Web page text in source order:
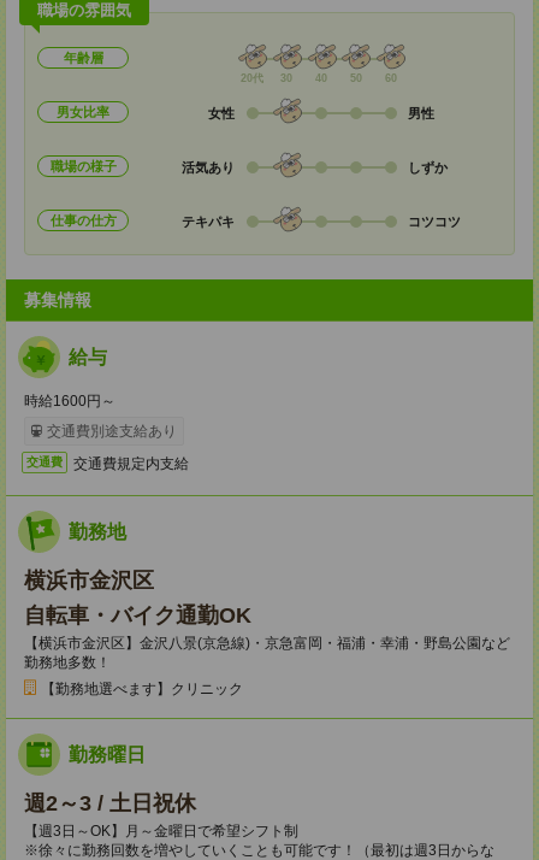
職場の雰囲気
年齢層
20代 30 40 50 60
男女比率 女性 男性
職場の様子 活気あり しずか
仕事の仕方 テキパキ コツコツ
募集情報
給与
時給1600円～
交通費別途支給あり
交通費 交通費規定内支給
勤務地
横浜市金沢区
自転車・バイク通勤OK
【横浜市金沢区】金沢八景(京急線)・京急富岡・福浦・幸浦・野島公園など
勤務地多数！
【勤務地選べます】クリニック
勤務曜日
週2～3 / 土日祝休
【週3日～OK】月～金曜日で希望シフト制
※徐々に勤務回数を増やしていくことも可能です！（最初は週3日からな